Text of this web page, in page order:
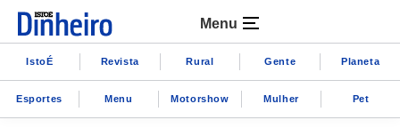
Menu
IstoÉ Revista Rural Gente Planeta
Esportes Menu Motorshow Mulher Pet